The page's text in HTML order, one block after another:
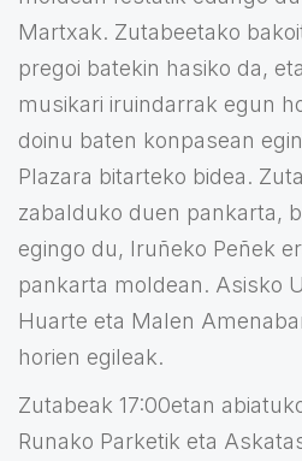
Martxak. Zutabeetako
pregoi batekin hasiko da,
musikari iruindarrak egun
doinu baten konpasean
Plazara bitarteko bidea.
zabalduko duen pankarta,
egingo du, Iruñeko Peñek
pankarta moldean. Asisko
Huarte eta Malen
horien egileak.
Zutabeak 17:00etan
Runako Parketik eta